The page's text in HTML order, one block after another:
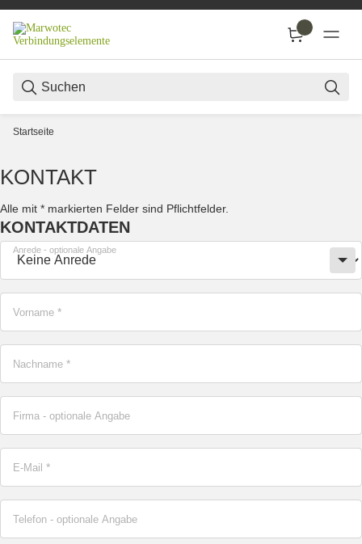
Startseite
KONTAKT
Alle mit * markierten Felder sind Pflichtfelder.
KONTAKTDATEN
Anrede - optionale Angabe
Vorname *
Nachname *
Firma - optionale Angabe
E-Mail *
Telefon - optionale Angabe